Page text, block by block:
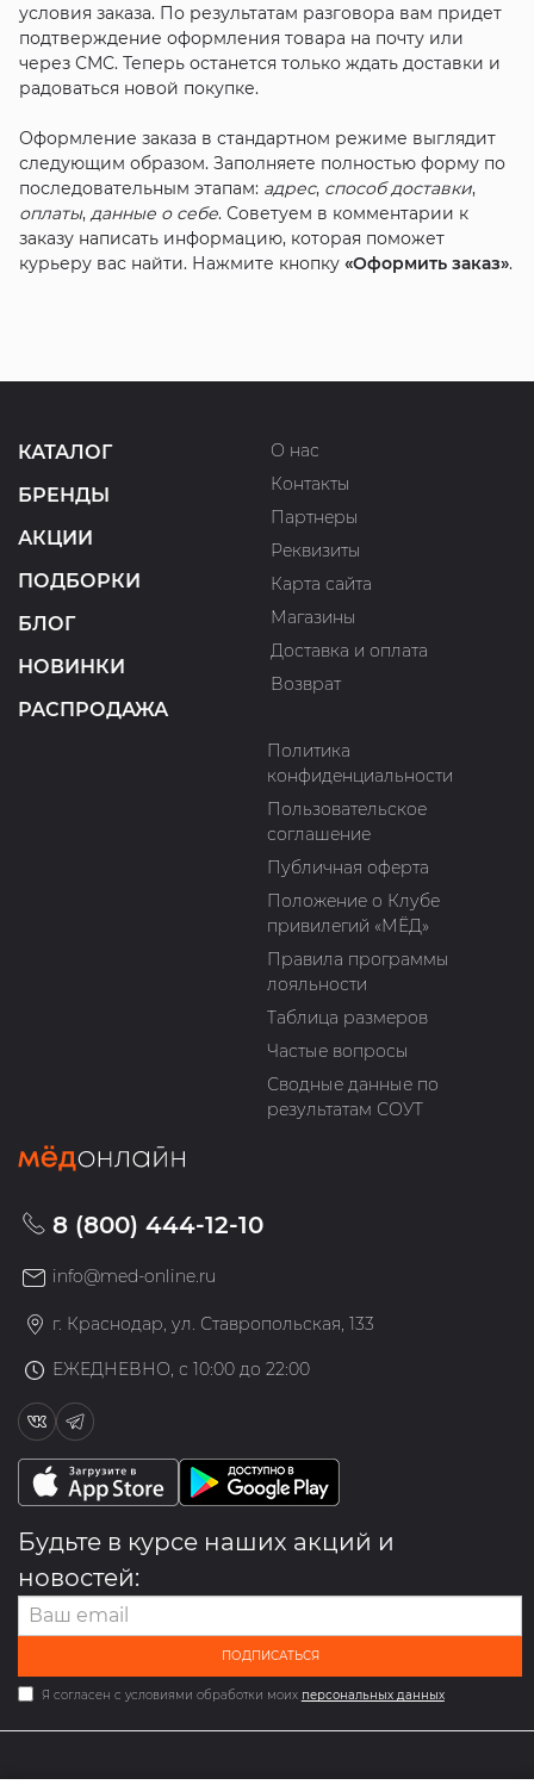
условия заказа. По результатам разговора вам придет
подтверждение оформления товара на почту или
через СМС. Теперь останется только ждать доставки и
радоваться новой покупке.
Оформление заказа в стандартном режиме выглядит
следующим образом. Заполняете полностью форму по
последовательным этапам: адрес, способ доставки,
оплаты, данные о себе. Советуем в комментарии к
заказу написать информацию, которая поможет
курьеру вас найти. Нажмите кнопку «Оформить заказ».
КАТАЛОГ
БРЕНДЫ
АКЦИИ
ПОДБОРКИ
БЛОГ
НОВИНКИ
РАСПРОДАЖА
О нас
Контакты
Партнеры
Реквизиты
Карта сайта
Магазины
Доставка и оплата
Возврат
Политика
конфиденциальности
Пользовательское
соглашение
Публичная оферта
Положение о Клубе
привилегий «МЁД»
Правила программы
лояльности
Таблица размеров
Частые вопросы
Сводные данные по
результатам СОУТ
8 (800) 444-12-10
info@med-online.ru
г. Краснодар, ул. Ставропольская, 133
ЕЖЕДНЕВНО, с 10:00 до 22:00
Будьте в курсе наших акций и
новостей:
ПОДПИСАТЬСЯ
Я согласен с условиями обработки моих персональных данных